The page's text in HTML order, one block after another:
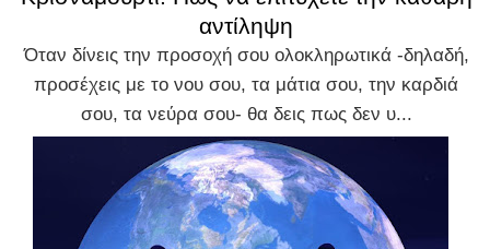
αντίληψη
Όταν δίνεις την προσοχή σου ολοκληρωτικά -δηλαδή,
προσέχεις με το νου σου, τα μάτια σου, την καρδιά
σου, τα νεύρα σου- θα δεις πως δεν υ...